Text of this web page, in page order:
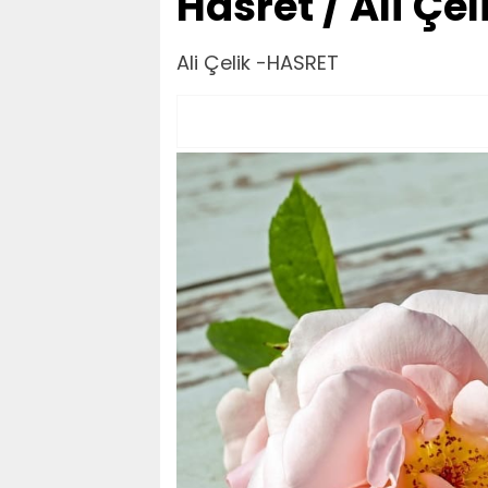
Ali Çelik -HASRET